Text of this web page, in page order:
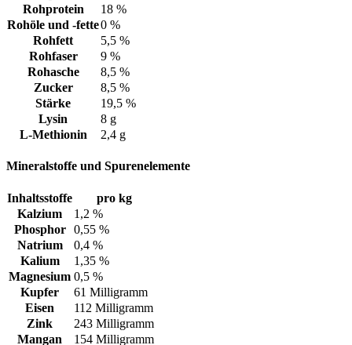
Rohprotein
18 %
Rohöle und -fette0 %
Rohfett
5,5 %
Rohfaser
9 %
Rohasche
8,5 %
Zucker
8,5 %
Stärke
19,5 %
Lysin
8 g
L-Methionin
2,4 g
Mineralstoffe und Spurenelemente
Inhaltsstoffe
pro kg
Kalzium
1,2 %
Phosphor
0,55 %
Natrium
0,4 %
Kalium
1,35 %
Magnesium 0,5 %
Kupfer
61 Milligramm
Eisen
112 Milligramm
Zink
243 Milligramm
Mangan
154 Milligramm